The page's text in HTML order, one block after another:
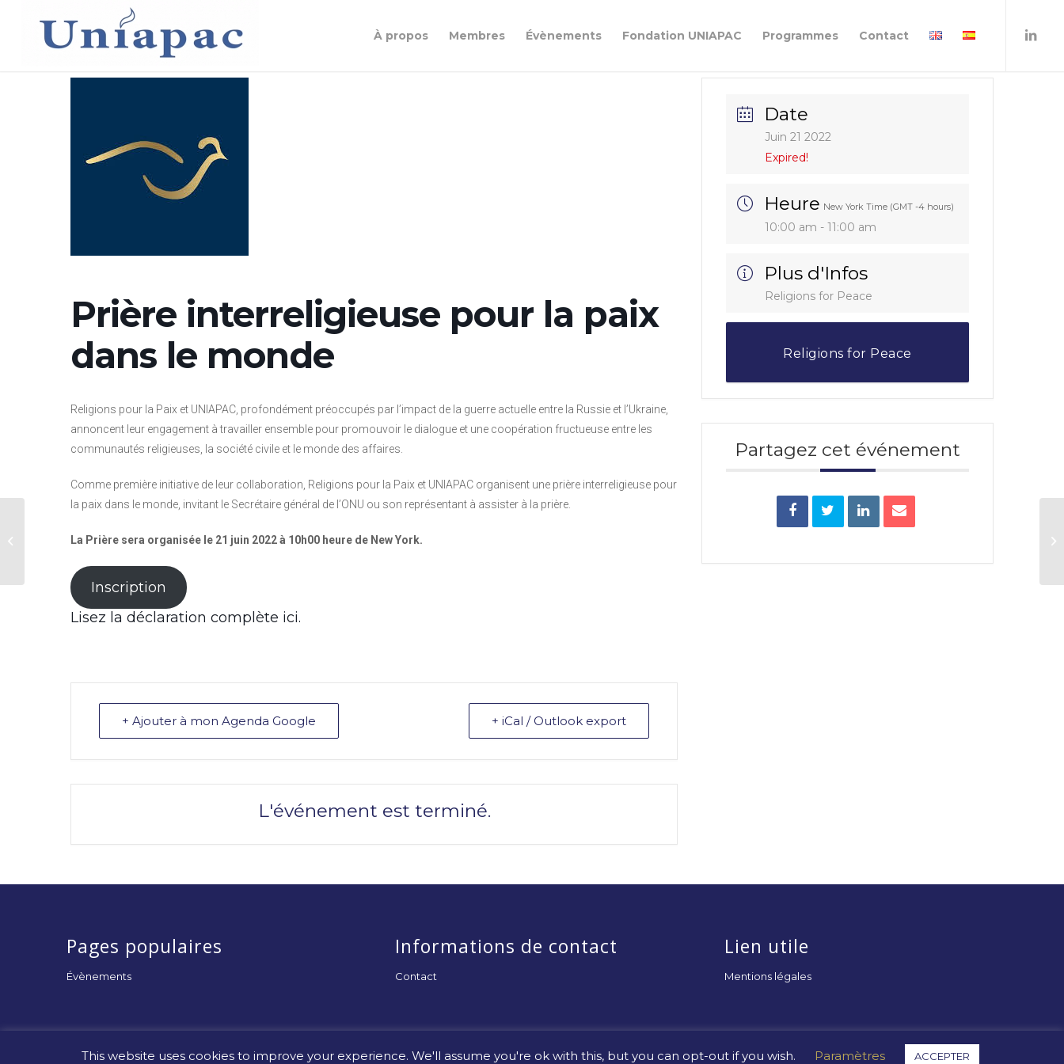
À propos Membres Évènements Fondation UNIAPAC Programmes Contact
Prière interreligieuse pour la paix
dans le monde
Religions pour la Paix et UNIAPAC, profondément préoccupés par l’impact de la guerre actuelle entre la Russie et l’Ukraine,
annoncent leur engagement à travailler ensemble pour promouvoir le dialogue et une coopération fructueuse entre les
communautés religieuses, la société civile et le monde des affaires.
Comme première initiative de leur collaboration, Religions pour la Paix et UNIAPAC organisent une prière interreligieuse pour
la paix dans le monde, invitant le Secrétaire général de l’ONU ou son représentant à assister à la prière.
La Prière sera organisée le 21 juin 2022 à 10h00 heure de New York.
Inscription
Lisez la déclaration complète ici.
+ Ajouter à mon Agenda Google + iCal / Outlook export
L'événement est terminé.
Date
Juin 21 2022
Expired!
Heure New York Time (GMT -4 hours)
10:00 am - 11:00 am
Plus d'Infos
Religions for Peace
Religions for Peace
Partagez cet événement
Pages populaires
Évènements
Informations de contact
Contact
Lien utile
Mentions légales
© Copyright -Uniapac-
Europe et lancement
Jeunes UNIAPAC
This website uses cookies to improve your experience. We'll assume you're ok with this, but you can opt-out if you wish. Paramètres ACCEPTER